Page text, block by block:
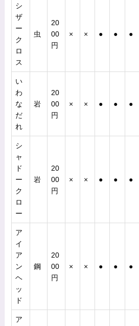
シ
ザ
ー
ク
ロ
ス
虫
20
00
円
× × ● ● ●
い
わ
な
だ
れ
岩
20
00
円
× × ● ● ●
シ
ャ
ド
ー
ク
ロ
ー
岩
20
00
円
× × ● ● ●
ア
イ
ア
ン
ヘ
ッ
ド
鋼
20
00
円
× × ● ● ●
ア